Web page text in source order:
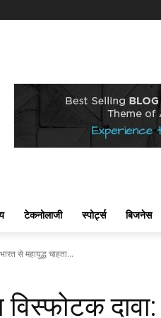
टेकनोलाजी स्पोर्ट्स बिजनेस
से महायुद्ध चाहता...
दावा: